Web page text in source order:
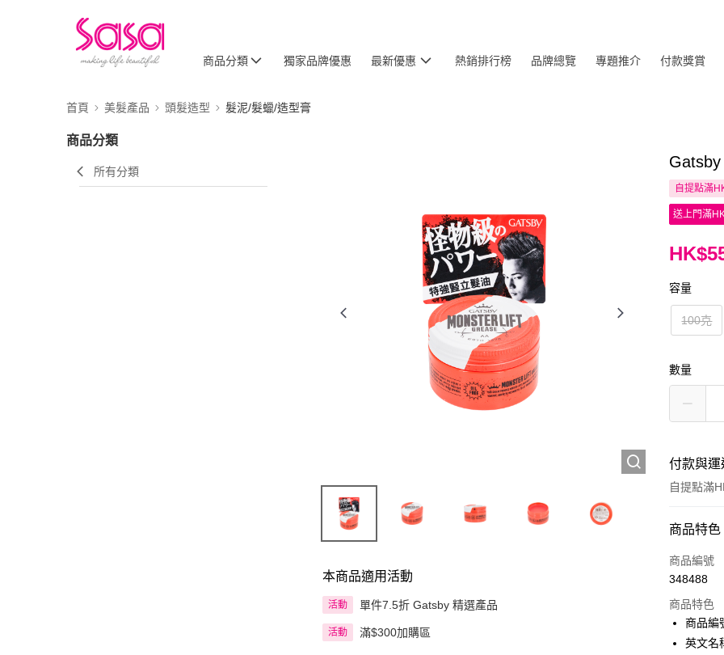
商品分類 獨家品牌優惠 最新優惠 熱銷排行榜 品牌總覽 專題推介 付款獎賞
首頁 美髮產品 頭髮造型 髮泥/髮蠟/造型膏
商品分類
所有分類
本商品適用活動
活動 單件7.5折 Gatsby 精選產品
活動 滿$300加購區
自提點滿
送上門滿
容量
100克
數量
付款與運
自提點滿
付款方式
信用卡
AlipayHK
PayMe
商品特色
商品編號
348488
商品特色
商品編
英文名